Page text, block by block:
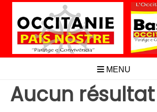
Aller
contenu
MENU
Aucun résultat